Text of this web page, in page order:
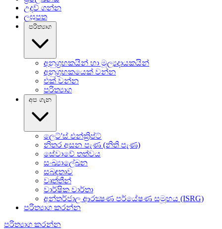
උදව් ගන්න
ලඝුපත
පරිත්‍යාග
අනුග්‍රහකයින් හා මූල්‍යදායකයින්
අනුග්‍රහකයෙක් වන්න
එක් වන්න
පරිත්‍යාග
අප ගැන
ලෙට්'ස් එන්ක්‍රිප්ට්
නිතර අසන පැණ (නිති පැණ)
සේවාවේ තත්‍වය
සංඛ්‍යාලේඛන
සබඳතාව
වෘත්තීන්
වාර්ෂික වාර්තා
අන්තර්ජාල ආරක්‍ෂණ පර්යේෂණ සමූහය (ISRG)
පරිත්‍යාග කරන්න
පරිත්‍යාග කරන්න